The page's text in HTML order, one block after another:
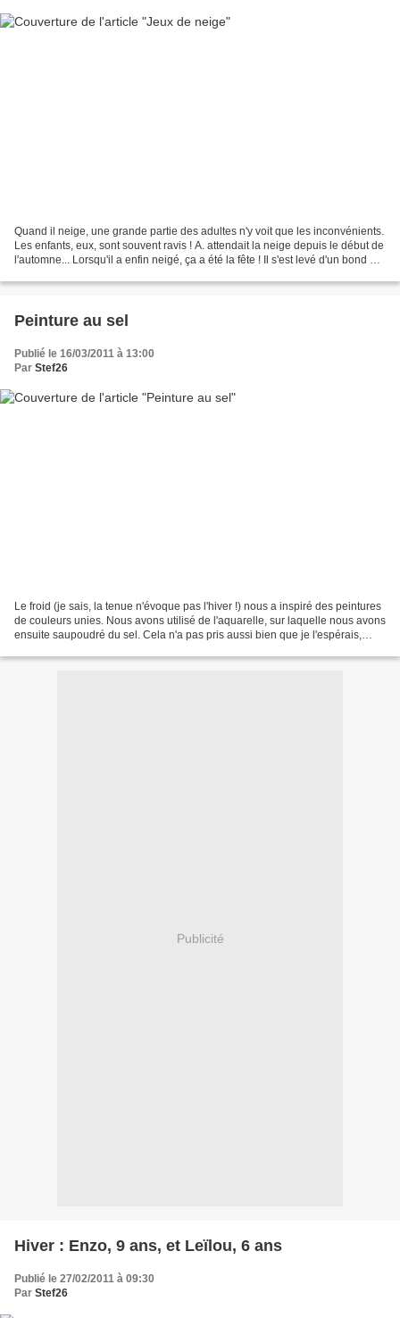
Quand il neige, une grande partie des adultes n'y voit que les inconvénients.
Les enfants, eux, sont souvent ravis ! A. attendait la neige depuis le début de
l'automne... Lorsqu'il a enfin neigé, ça a été la fête ! Il s'est levé d'un bond en
Peinture au sel
Publié le 16/03/2011 à 13:00
Par Stef26
Le froid (je sais, la tenue n'évoque pas l'hiver !) nous a inspiré des peintures
de couleurs unies. Nous avons utilisé de l'aquarelle, sur laquelle nous avons
ensuite saupoudré du sel. Cela n'a pas pris aussi bien que je l'espérais,
Publicité
Hiver : Enzo, 9 ans, et Leïlou, 6 ans
Publié le 27/02/2011 à 09:30
Par Stef26